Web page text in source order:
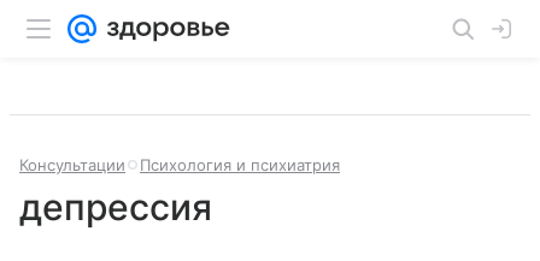
Консультации Психология и психиатрия
депрессия